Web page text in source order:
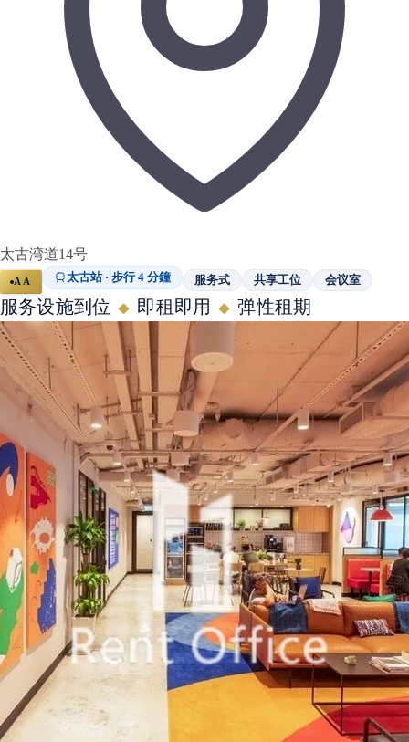
太古湾道14号
AA 太古站 · 步行 4 分鐘 服务式 共享工位 会议室
服务设施到位 ◆ 即租即用 ◆ 弹性租期